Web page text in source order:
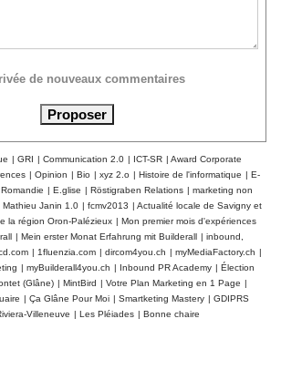
de nouveaux commentaires
| GRI | Communication 2.0 | ICT-SR | Award Corporate
| Opinion | Bio | xyz 2.o | Histoire de l'informatique | E-
| E.glise | Röstigraben Relations | marketing non
Mathieu Janin 1.0 | fcmv2013 | Actualité locale de Savigny et
la région Oron-Palézieux | Mon premier mois d'expériences
| Mein erster Monat Erfahrung mit Builderall | inbound,
| 1fluenzia.com | dircom4you.ch | myMediaFactory.ch |
| myBuilderall4you.ch | Inbound PR Academy | Élection
(Glâne) | MintBird | Votre Plan Marketing en 1 Page |
| Ça Glâne Pour Moi | Smartketing Mastery | GDIPRS
Villeneuve | Les Pléiades | Bonne chaire